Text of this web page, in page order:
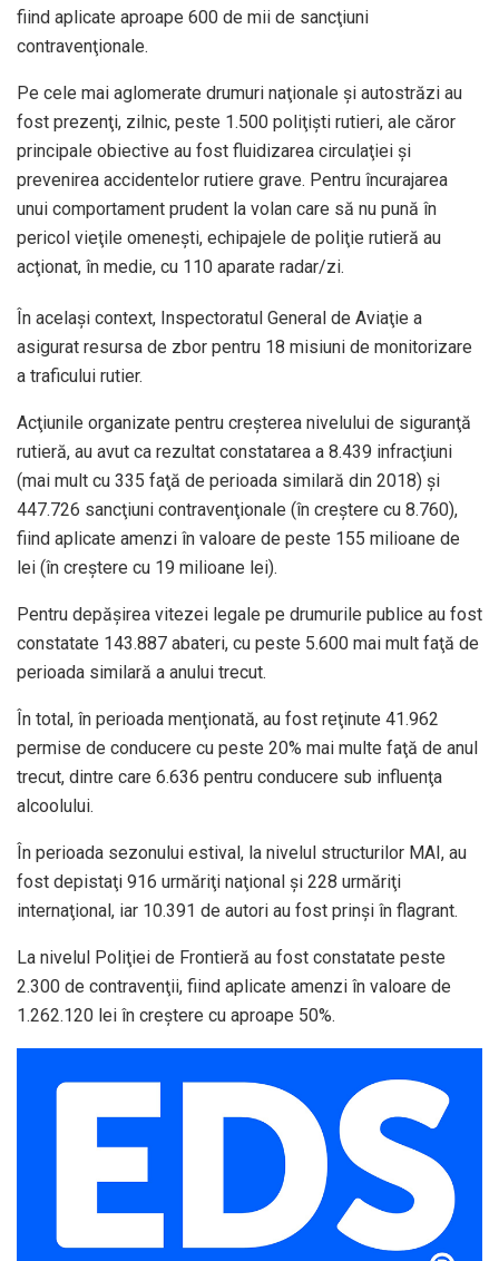
fiind aplicate aproape 600 de mii de sancţiuni
contravenţionale.
Pe cele mai aglomerate drumuri naţionale şi autostrăzi au
fost prezenţi, zilnic, peste 1.500 poliţişti rutieri, ale căror
principale obiective au fost fluidizarea circulaţiei şi
prevenirea accidentelor rutiere grave. Pentru încurajarea
unui comportament prudent la volan care să nu pună în
pericol vieţile omeneşti, echipajele de poliţie rutieră au
acţionat, în medie, cu 110 aparate radar/zi.
În acelaşi context, Inspectoratul General de Aviaţie a
asigurat resursa de zbor pentru 18 misiuni de monitorizare
a traficului rutier.
Acţiunile organizate pentru creşterea nivelului de siguranţă
rutieră, au avut ca rezultat constatarea a 8.439 infracţiuni
(mai mult cu 335 faţă de perioada similară din 2018) şi
447.726 sancţiuni contravenţionale (în creştere cu 8.760),
fiind aplicate amenzi în valoare de peste 155 milioane de
lei (în creştere cu 19 milioane lei).
Pentru depăşirea vitezei legale pe drumurile publice au fost
constatate 143.887 abateri, cu peste 5.600 mai mult faţă de
perioada similară a anului trecut.
În total, în perioada menţionată, au fost reţinute 41.962
permise de conducere cu peste 20% mai multe faţă de anul
trecut, dintre care 6.636 pentru conducere sub influenţa
alcoolului.
În perioada sezonului estival, la nivelul structurilor MAI, au
fost depistaţi 916 urmăriţi naţional şi 228 urmăriţi
internaţional, iar 10.391 de autori au fost prinşi în flagrant.
La nivelul Poliţiei de Frontieră au fost constatate peste
2.300 de contravenţii, fiind aplicate amenzi în valoare de
1.262.120 lei în creştere cu aproape 50%.